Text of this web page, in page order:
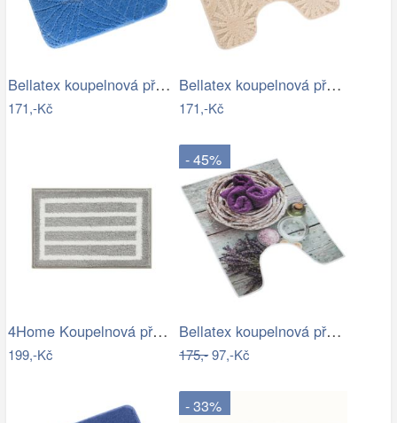
Bellatex koupelnová předložka BANY…
171,-Kč
Bellatex koupelnová předložka BANY…
171,-Kč
4Home Koupelnová předložka Grate, 40 x…
199,-Kč
- 45%
Bellatex koupelnová předložka 3D tisk…
175,-97,-Kč
- 33%